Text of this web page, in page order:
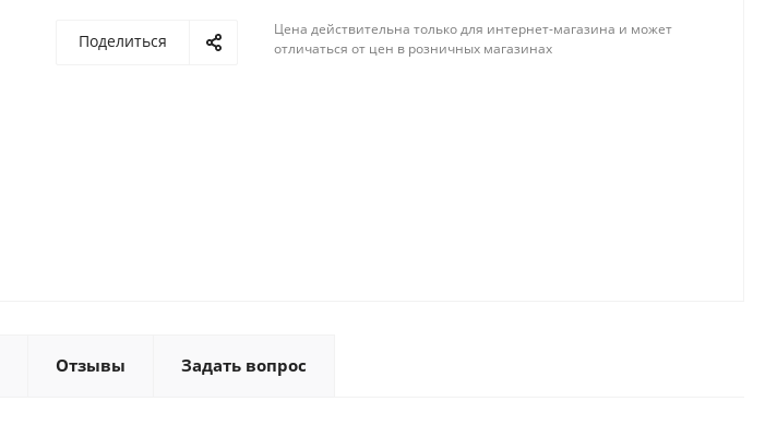
Поделиться
Цена действительна только для интернет-магазина и может
отличаться от цен в розничных магазинах
Отзывы Задать вопрос